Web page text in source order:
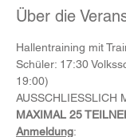
Über die
Hallentraining mit
Schüler: 17:30
19:00)
AUSSCHLIESSLICH
MAXIMAL 25
Anmeldung: